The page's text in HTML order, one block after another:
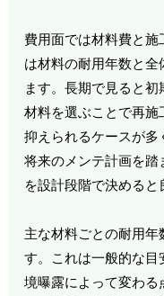
費用面では材料費と
は材料の耐用年数と全
ます。長期で見ると
材料を選ぶことで再
抑えられるケースが
将来のメンテ計画を
を設計段階で決めると
主な材料ごとの耐用年
す。これは一般的な
境曝露によって変わ